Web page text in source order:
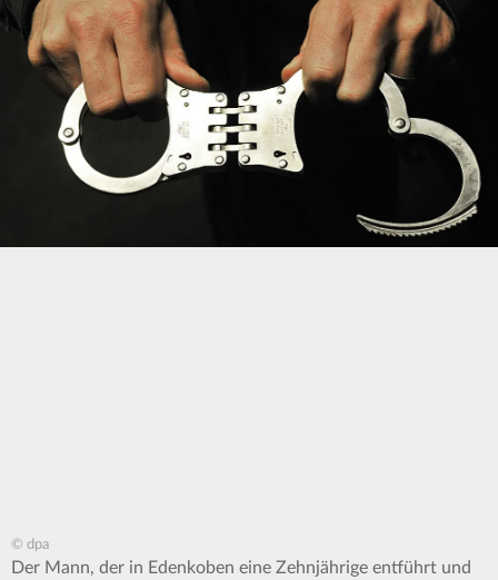
© dpa
Der Mann, der in Edenkoben eine Zehnjährige entführt und